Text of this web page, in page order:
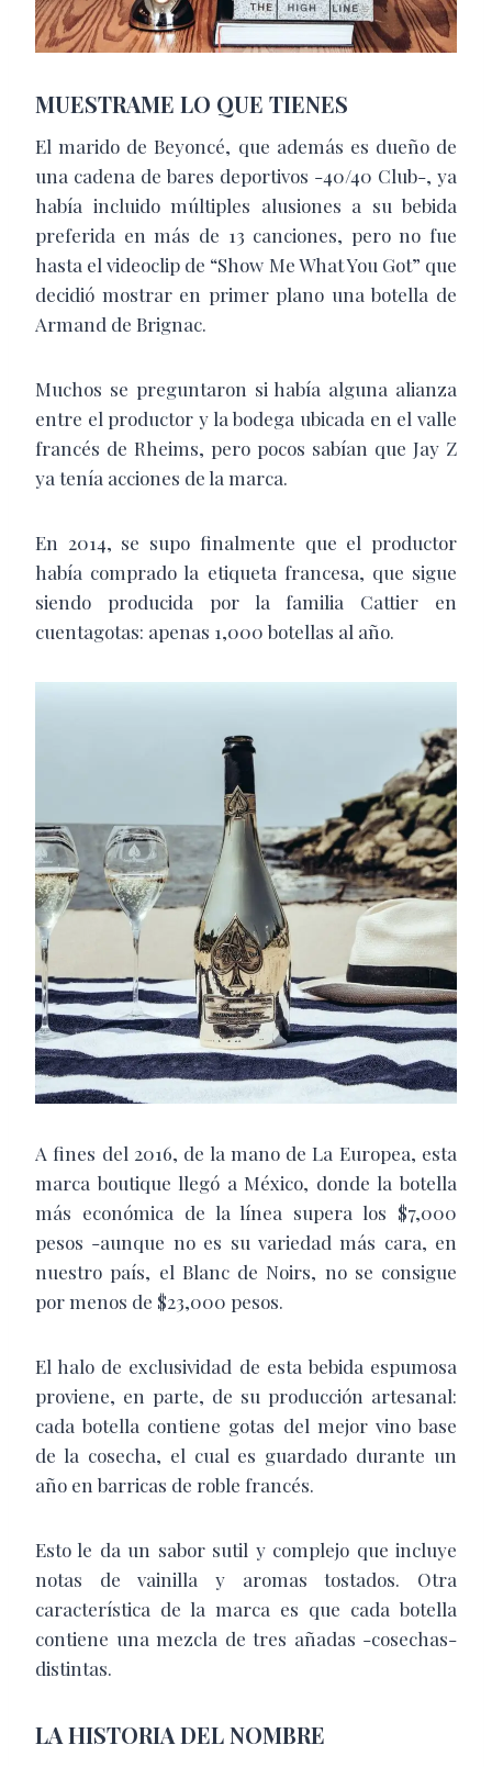
MUESTRAME LO QUE TIENES
El marido de Beyoncé, que además es dueño de
una cadena de bares deportivos -40/40 Club-, ya
había incluido múltiples alusiones a su bebida
preferida en más de 13 canciones, pero no fue
hasta el videoclip de “Show Me What You Got” que
decidió mostrar en primer plano una botella de
Armand de Brignac.
Muchos se preguntaron si había alguna alianza
entre el productor y la bodega ubicada en el valle
francés de Rheims, pero pocos sabían que Jay Z
ya tenía acciones de la marca.
En 2014, se supo finalmente que el productor
había comprado la etiqueta francesa, que sigue
siendo producida por la familia Cattier en
cuentagotas: apenas 1,000 botellas al año.
A fines del 2016, de la mano de La Europea, esta
marca boutique llegó a México, donde la botella
más económica de la línea supera los $7,000
pesos -aunque no es su variedad más cara, en
nuestro país, el Blanc de Noirs, no se consigue
por menos de $23,000 pesos.
El halo de exclusividad de esta bebida espumosa
proviene, en parte, de su producción artesanal:
cada botella contiene gotas del mejor vino base
de la cosecha, el cual es guardado durante un
año en barricas de roble francés.
Esto le da un sabor sutil y complejo que incluye
notas de vainilla y aromas tostados. Otra
característica de la marca es que cada botella
contiene una mezcla de tres añadas -cosechas-
distintas.
LA HISTORIA DEL NOMBRE